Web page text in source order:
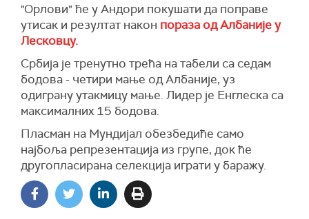
"Орлови" ће у Андори покушати да поправе
утисак и резултат након пораза од Албаније у
Лесковцу.
Србија је тренутно трећа на табели са седам
бодова - четири мање од Албаније, уз
одиграну утакмицу мање. Лидер је Енглеска са
максималних 15 бодова.
Пласман на Мундијал обезбедиће само
најбоља репрезентација из групе, док ће
другопласирана селекција играти у баражу.